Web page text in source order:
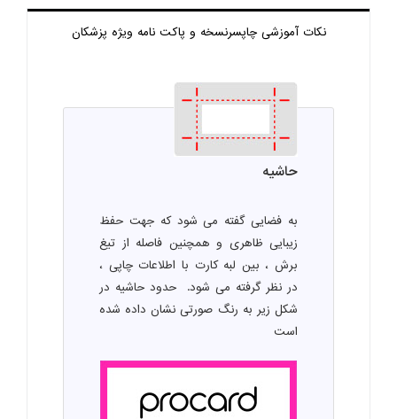
نکات آموزشی چاپسرنسخه و پاکت نامه ویژه پزشکان
حاشیه
به فضایی گفته می شود که جهت حفظ
زیبایی ظاهری و همچنین فاصله از تیغ
برش ، بین لبه کارت با اطلاعات چاپی ،
در نظر گرفته می شود. حدود حاشیه در
شکل زیر به رنگ صورتی نشان داده شده
است